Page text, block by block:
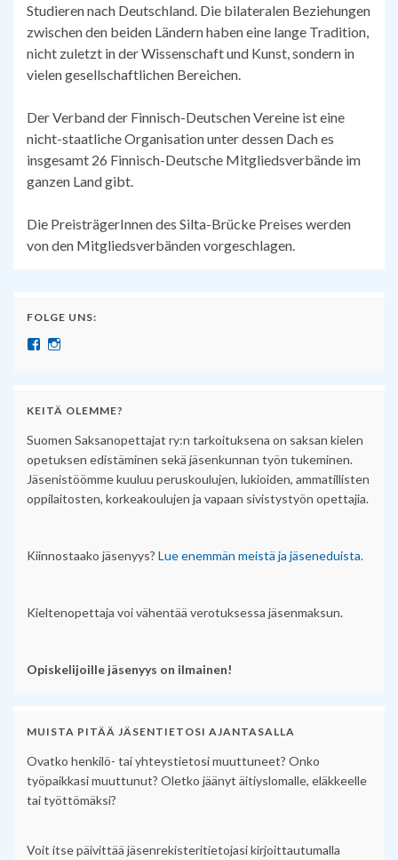
Studieren nach Deutschland. Die bilateralen Beziehungen
zwischen den beiden Ländern haben eine lange Tradition,
nicht zuletzt in der Wissenschaft und Kunst, sondern in
vielen gesellschaftlichen Bereichen.
Der Verband der Finnisch-Deutschen Vereine ist eine
nicht-staatliche Organisation unter dessen Dach es
insgesamt 26 Finnisch-Deutsche Mitgliedsverbände im
ganzen Land gibt.
Die PreisträgerInnen des Silta-Brücke Preises werden
von den Mitgliedsverbänden vorgeschlagen.
FOLGE UNS:
Näytä SuomenSaksanopettajat:n profiili Facebook palvelussa
KEITÄ OLEMME?
Suomen Saksanopettajat ry:n tarkoituksena on saksan kielen
opetuksen edistäminen sekä jäsenkunnan työn tukeminen.
Jäsenistöömme kuuluu peruskoulujen, lukioiden, ammatillisten
oppilaitosten, korkeakoulujen ja vapaan sivistystyön opettajia.
Kiinnostaako jäsenyys? Lue enemmän meistä ja jäseneduista.
Kieltenopettaja voi vähentää verotuksessa jäsenmaksun.
Opiskelijoille jäsenyys on ilmainen!
MUISTA PITÄÄ JÄSENTIETOSI AJANTASALLA
Ovatko henkilö- tai yhteystietosi muuttuneet? Onko
työpaikkasi muuttunut? Oletko jäänyt äitiyslomalle, eläkkeelle
tai työttömäksi?
Voit itse päivittää jäsenrekisteritietojasi kirjoittautumalla